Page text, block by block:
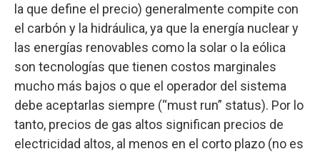
la que define el precio) generalmente compite con
el carbón y la hidráulica, ya que la energía nuclear y
las energías renovables como la solar o la eólica
son tecnologías que tienen costos marginales
mucho más bajos o que el operador del sistema
debe aceptarlas siempre (“must run” status). Por lo
tanto, precios de gas altos significan precios de
electricidad altos, al menos en el corto plazo (no es